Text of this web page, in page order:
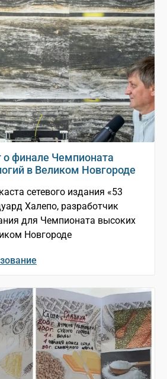
финале Чемпионата
в Великом Новгороде
сетевого издания «53
Халепо, разработчик
для Чемпионата высоких
Новгороде